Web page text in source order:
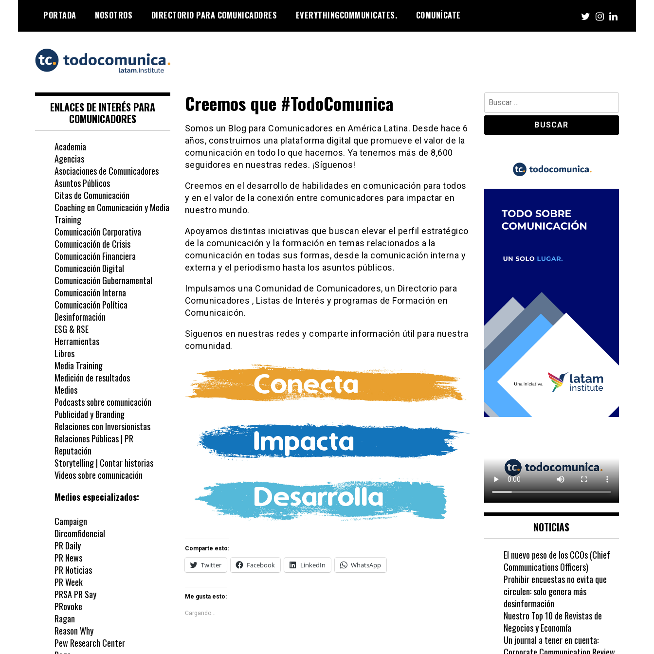
content
PORTADA NOSOTROS DIRECTORIO PARA COMUNICADORES EVERYTHINGCOMMUNICATES. COMUNÍCATE
TodoComunica x
LATAM Institute
Creemos que #TodoComunica
Somos un Blog para Comunicadores en América Latina. Desde hace 6
años, construimos una plataforma digital que promueve el valor de la
comunicación en todo lo que hacemos. Ya tenemos más de 8,600
seguidores en nuestras redes. ¡Síguenos!
Creemos en el desarrollo de habilidades en comunicación para todos
y en el valor de la conexión entre comunicadores para impactar en
nuestro mundo.
Apoyamos distintas iniciativas que buscan elevar el perfil estratégico
de la comunicación y la formación en temas relacionados a la
comunicación en todas sus formas, desde la comunicación interna y
externa y el periodismo hasta los asuntos públicos.
Impulsamos una Comunidad de Comunicadores, un Directorio para
Comunicadores , Listas de Interés y programas de Formación en
Comunicaicón.
Síguenos en nuestras redes y comparte información útil para nuestra
comunidad.
Comparte esto:
Twitter Facebook LinkedIn WhatsApp
Me gusta esto:
Cargando...
ENLACES DE INTERÉS PARA
COMUNICADORES
Academia
Agencias
Asociaciones de Comunicadores
Asuntos Públicos
Citas de Comunicación
Coaching en Comunicación y Media
Training
Comunicación Corporativa
Comunicación de Crisis
Comunicación Financiera
Comunicación Digital
Comunicación Gubernamental
Comunicación Interna
Comunicación Política
Desinformación
ESG & RSE
Herramientas
Libros
Media Training
Medición de resultados
Medios
Podcasts sobre comunicación
Publicidad y Branding
Relaciones con Inversionistas
Relaciones Públicas | PR
Reputación
Storytelling | Contar historias
Videos sobre comunicación
Medios especializados:
Campaign
Dircomfidencial
PR Daily
PR News
PR Noticias
PR Week
PRSA PR Say
PRovoke
Ragan
Reason Why
Pew Research Center
Buscar:
NOTICIAS
El nuevo peso de los CCOs (Chief
Communications Officers)
Prohibir encuestas no evita que
circulen: solo genera más
desinformación
Nuestro Top 10 de Revistas de
Negocios y Economía
Un journal a tener en cuenta: